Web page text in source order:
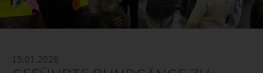
15.01.2026